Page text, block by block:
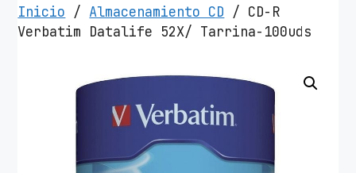
Inicio / Almacenamiento CD / CD-R
Verbatim Datalife 52X/ Tarrina-100uds